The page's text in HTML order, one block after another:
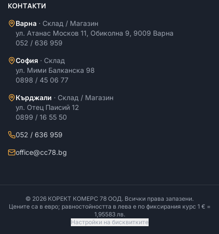
КОНТАКТИ
Варна · Склад / Магазин
ул. Атанас Москов 11, Обиколна 9, 9009 Варна
052 / 636 959
София · Склад
ул. Мими Балканска 98
0898 / 45 06 77
Кърджали · Склад / Магазин
ул. Отец Паисий 12
0899 / 16 55 50
052 / 636 959
office@cc78.bg
© 2026 КОРЕКТ КОМЕРС 78 ООД. Всички права запазени.
Цените са в евро; равностойността в лева е по фиксирания курс 1 € =
1,95583 лв.
Настройки на бисквитките